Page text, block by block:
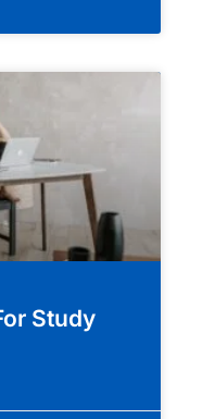
Study